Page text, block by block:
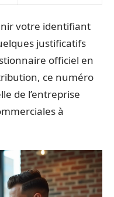
votre identifiant
justificatifs
officiel en
ce numéro
de l’entreprise
à